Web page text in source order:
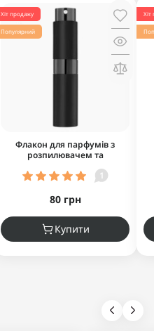
Хіт продажу
Популярний
Флакон для парфумів з
розпилювачем та
1
80 грн
Купити
Хіт